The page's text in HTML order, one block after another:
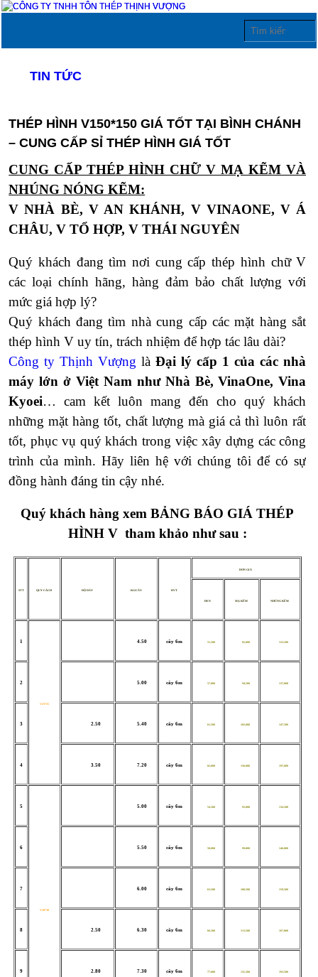
TIN TỨC
THÉP HÌNH V150*150 GIÁ TỐT TẠI BÌNH CHÁNH
– CUNG CẤP SỈ THÉP HÌNH GIÁ TỐT
CUNG CẤP THÉP HÌNH CHỮ V MẠ KẼM VÀ
NHÚNG NÓNG KẼM:
V NHÀ BÈ, V AN KHÁNH, V VINAONE, V Á
CHÂU, V TỔ HỢP, V THÁI NGUYÊN
Quý khách đang tìm nơi cung cấp thép hình chữ V
các loại chính hãng, hàng đảm bảo chất lượng với
mức giá hợp lý?
Quý khách đang tìm nhà cung cấp các mặt hàng sắt
thép hình V uy tín, trách nhiệm để hợp tác lâu dài?
Công ty Thịnh Vượng làĐại lý cấp 1 của các nhà
máy lớn ở Việt Nam như Nhà Bè, VinaOne, Vina
Kyoei… cam kết luôn mang đến cho quý khách
những mặt hàng tốt, chất lượng mà giá cả thì luôn rất
tốt, phục vụ quý khách trong việc xây dựng các công
trình của mình. Hãy liên hệ với chúng tôi để có sự
đồng hành đáng tin cậy nhé.
Quý khách hàng xemBẢNG BÁO GIÁ THÉP
HÌNH V tham khảo như sau :
STT QUY CÁCH ĐỘ DÀY KG/CÂY ĐVT
ĐƠN GIÁ
ĐEN MẠ KẼM NHÚNG KẼM
1
V25*25
4.50 cây 6m 51,500 85,000 123,500
2 5.00 cây 6m 57,000 94,500 137,000
3 2.50 5.40 cây 6m 61,500 102,000 147,500
4 3.50 7.20 cây 6m 82,000 136,000 197,000
5
V30*30
5.00 cây 6m 54,500 92,000 134,500
6 5.50 cây 6m 58,000 99,000 146,000
7 6.00 cây 6m 63,500 108,500 159,500
8 2.50 6.30 cây 6m 66,500 113,500 167,000
9 2.80 7.30 cây 6m 77,000 131,500 193,500